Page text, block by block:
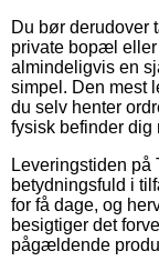
Du bør derudover
private bopæl eller
almindeligvis en
simpel. Den mest
du selv henter
fysisk befinder
Leveringstiden
betydningsfuld i
for få dage, og
besigtiger det
pågældende